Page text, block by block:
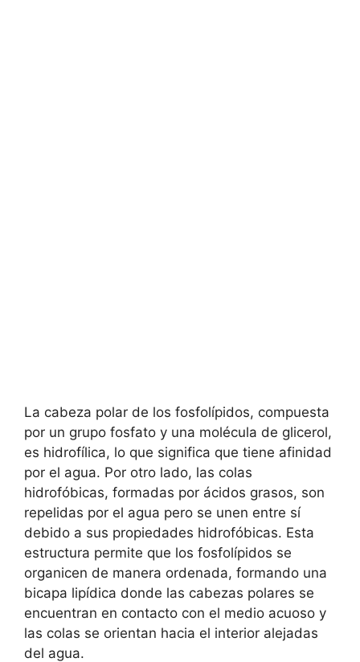
La cabeza polar de los fosfolípidos, compuesta⁤
por un grupo fosfato y ⁢una molécula⁣ de glicerol,
es hidrofílica,​ lo que significa que tiene afinidad
por el agua. Por otro lado, las colas
hidrofóbicas, ‍formadas por ​ácidos grasos, ​son
repelidas por el⁣ agua​ pero se unen⁤ entre sí
debido ​a sus propiedades hidrofóbicas. Esta​
estructura permite que ​los fosfolípidos se
organicen de manera ordenada, formando una
bicapa lipídica donde⁤ las cabezas polares se‍
encuentran en contacto con ⁣el medio acuoso⁣ y
⁣las⁤ colas se​ orientan hacia⁢ el interior alejadas
del agua.